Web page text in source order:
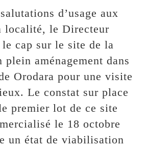
d’usage aux
localité, le Directeur
cap sur le site de la
plein aménagement dans
Orodara pour une visite
Le constat sur place
premier lot de ce site
le 18 octobre
un état de viabilisation